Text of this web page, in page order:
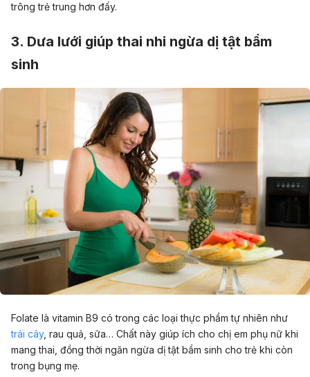
trông trẻ trung hơn đấy.
3. Dưa lưới giúp thai nhi ngừa dị tật bẩm
sinh
Folate là vitamin B9 có trong các loại thực phẩm tự nhiên như
trái cây, rau quả, sữa… Chất này giúp ích cho chị em phụ nữ khi
mang thai, đồng thời ngăn ngừa dị tật bẩm sinh cho trẻ khi còn
trong bụng mẹ.